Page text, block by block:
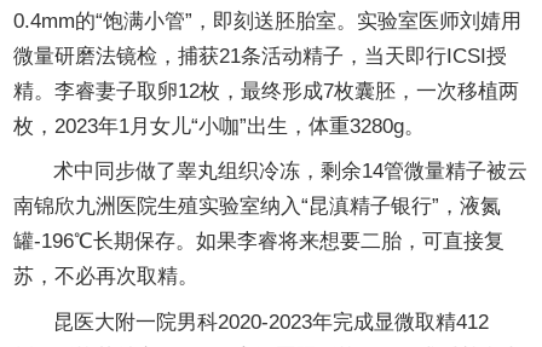
0.4mm的“饱满小管”，即刻送胚胎室。实验室医师刘婧用
微量研磨法镜检，捕获21条活动精子，当天即行ICSI授
精。李睿妻子取卵12枚，最终形成7枚囊胚，一次移植两
枚，2023年1月女儿“小咖”出生，体重3280g。
术中同步做了睾丸组织冷冻，剩余14管微量精子被云
南锦欣九洲医院生殖实验室纳入“昆滇精子银行”，液氮
罐-196℃长期保存。如果李睿将来想要二胎，可直接复
苏，不必再次取精。
昆医大附一院男科2020-2023年完成显微取精412